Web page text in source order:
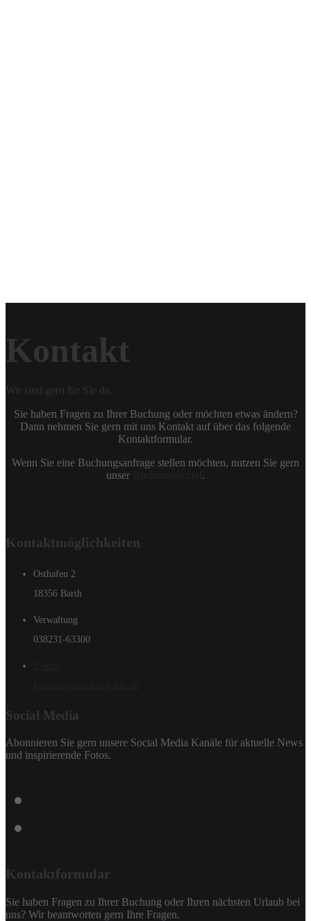
Kontakt
Wir sind gern für Sie da.
Sie haben Fragen zu Ihrer Buchung oder möchten etwas ändern?
Dann nehmen Sie gern mit uns Kontakt auf über das folgende
Kontaktformular.
Wenn Sie eine Buchungsanfrage stellen möchten, nutzen Sie gern
unser
.
Kontaktmöglichkeiten
Osthafen 2
18356 Barth
Verwaltung
038231-63300
Social Media
Abonnieren Sie gern unsere Social Media Kanäle für aktuelle News
und inspirierende Fotos.
Kontaktformular
Sie haben Fragen zu Ihrer Buchung oder Ihren nächsten Urlaub bei
uns? Wir beantworten gern Ihre Fragen.